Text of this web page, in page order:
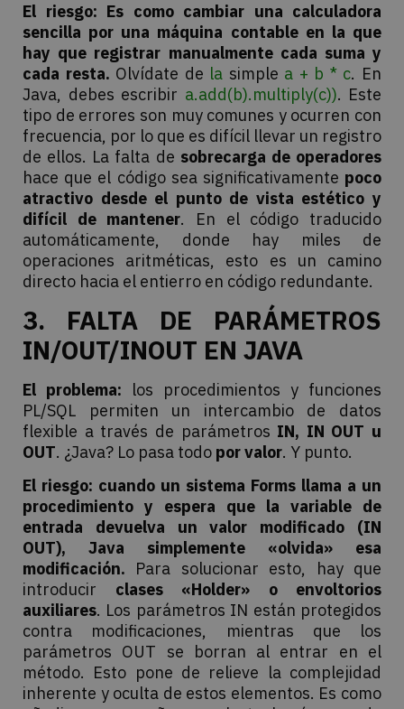
El riesgo: Es como cambiar una calculadora
sencilla por una máquina contable en la que
hay que registrar manualmente cada suma y
cada resta. Olvídate de la simple a + b * c. En
Java, debes escribir a.add(b).multiply(c)). Este
tipo de errores son muy comunes y ocurren con
frecuencia, por lo que es difícil llevar un registro
de ellos. La falta de sobrecarga de operadores
hace que el código sea significativamente poco
atractivo desde el punto de vista estético y
difícil de mantener. En el código traducido
automáticamente, donde hay miles de
operaciones aritméticas, esto es un camino
directo hacia el entierro en código redundante.
3. FALTA DE PARÁMETROS
IN/OUT/INOUT EN JAVA
El problema: los procedimientos y funciones
PL/SQL permiten un intercambio de datos
flexible a través de parámetros IN, IN OUT u
OUT. ¿Java? Lo pasa todo por valor. Y punto.
El riesgo: cuando un sistema Forms llama a un
procedimiento y espera que la variable de
entrada devuelva un valor modificado (IN
OUT), Java simplemente «olvida» esa
modificación. Para solucionar esto, hay que
introducir clases «Holder» o envoltorios
auxiliares. Los parámetros IN están protegidos
contra modificaciones, mientras que los
parámetros OUT se borran al entrar en el
método. Esto pone de relieve la complejidad
inherente y oculta de estos elementos. Es como